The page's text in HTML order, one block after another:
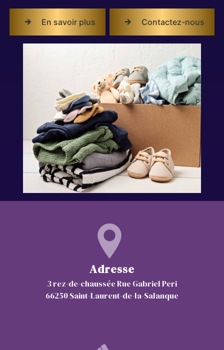
En savoir plus Contactez-nous
Adresse
3 rez-de-chaussée Rue Gabriel Peri
66250 Saint-Laurent-de-la-Salanque